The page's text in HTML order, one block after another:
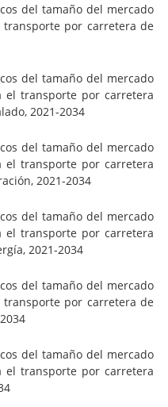
del tamaño del mercado
por carretera de
del tamaño del mercado
el transporte por carretera
2021-2034
del tamaño del mercado
el transporte por carretera
2021-2034
del tamaño del mercado
el transporte por carretera
2021-2034
del tamaño del mercado
por carretera de
del tamaño del mercado
el transporte por carretera